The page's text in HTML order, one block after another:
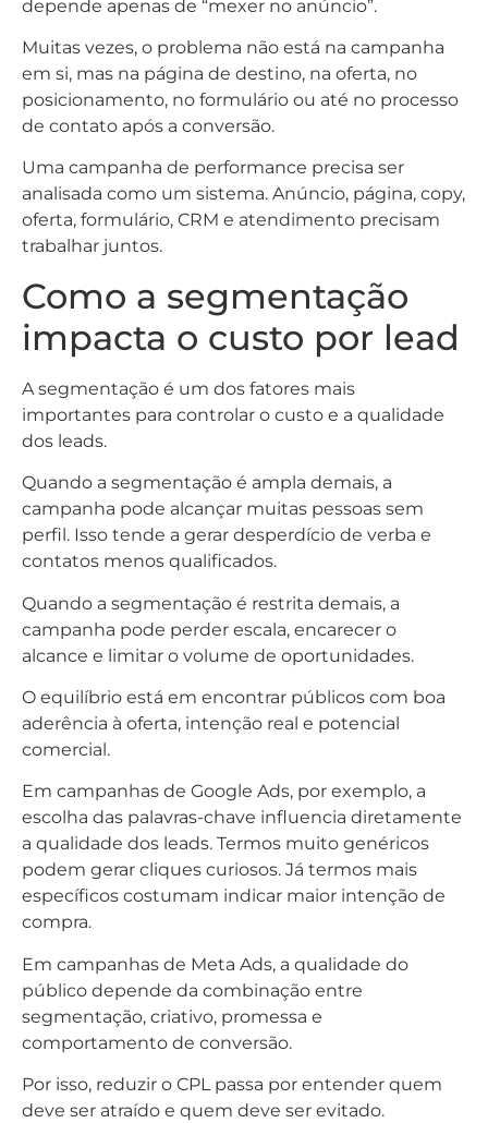
depende apenas de “mexer no anúncio”.
Muitas vezes, o problema não está na campanha
em si, mas na página de destino, na oferta, no
posicionamento, no formulário ou até no processo
de contato após a conversão.
Uma campanha de performance precisa ser
analisada como um sistema. Anúncio, página, copy,
oferta, formulário, CRM e atendimento precisam
trabalhar juntos.
Como a segmentação
impacta o custo por lead
A segmentação é um dos fatores mais
importantes para controlar o custo e a qualidade
dos leads.
Quando a segmentação é ampla demais, a
campanha pode alcançar muitas pessoas sem
perfil. Isso tende a gerar desperdício de verba e
contatos menos qualificados.
Quando a segmentação é restrita demais, a
campanha pode perder escala, encarecer o
alcance e limitar o volume de oportunidades.
O equilíbrio está em encontrar públicos com boa
aderência à oferta, intenção real e potencial
comercial.
Em campanhas de Google Ads, por exemplo, a
escolha das palavras-chave influencia diretamente
a qualidade dos leads. Termos muito genéricos
podem gerar cliques curiosos. Já termos mais
específicos costumam indicar maior intenção de
compra.
Em campanhas de Meta Ads, a qualidade do
público depende da combinação entre
segmentação, criativo, promessa e
comportamento de conversão.
Por isso, reduzir o CPL passa por entender quem
deve ser atraído e quem deve ser evitado.